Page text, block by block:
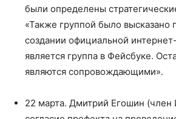
были определены
«Также группой было высказано
создании официальной
является группа в Фейсбуке.
являются сопровождающими».
22 марта. Дмитрий Егошин (член